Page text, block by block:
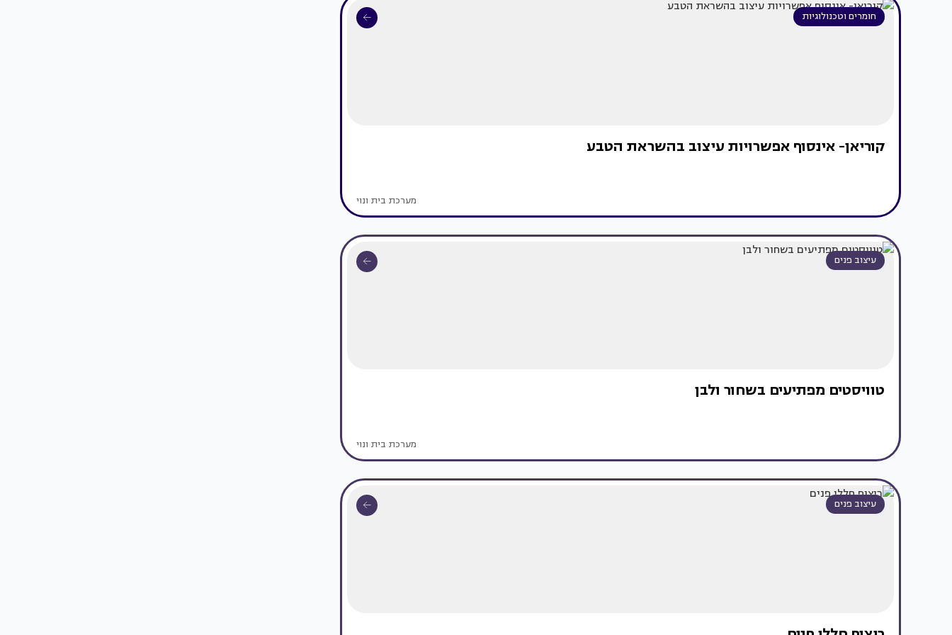
חומרים וטכנולוגיות
קוריאן- אינסוף אפשרויות עיצוב בהשראת הטבע
מערכת בית ונוי
עיצוב פנים
טוויסטים מפתיעים בשחור ולבן
מערכת בית ונוי
עיצוב פנים